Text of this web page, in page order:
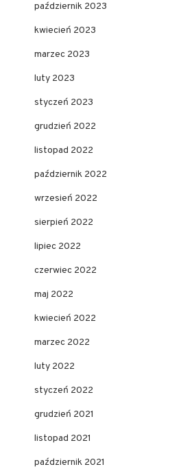
październik 2023
kwiecień 2023
marzec 2023
luty 2023
styczeń 2023
grudzień 2022
listopad 2022
październik 2022
wrzesień 2022
sierpień 2022
lipiec 2022
czerwiec 2022
maj 2022
kwiecień 2022
marzec 2022
luty 2022
styczeń 2022
grudzień 2021
listopad 2021
październik 2021